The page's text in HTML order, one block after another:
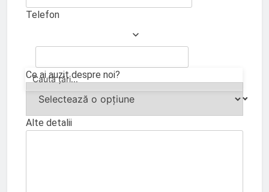
Telefon
Ce ai auzit despre noi?
Alte detalii